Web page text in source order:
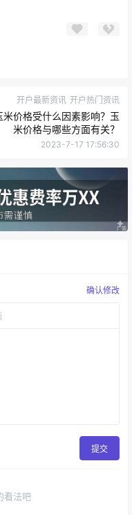
开户最新资讯 开户热门资讯
米价格受什么因素影响？玉
米价格与哪些方面有关？
2023-7-17 17:56:30
确认修改
提交
看法吧